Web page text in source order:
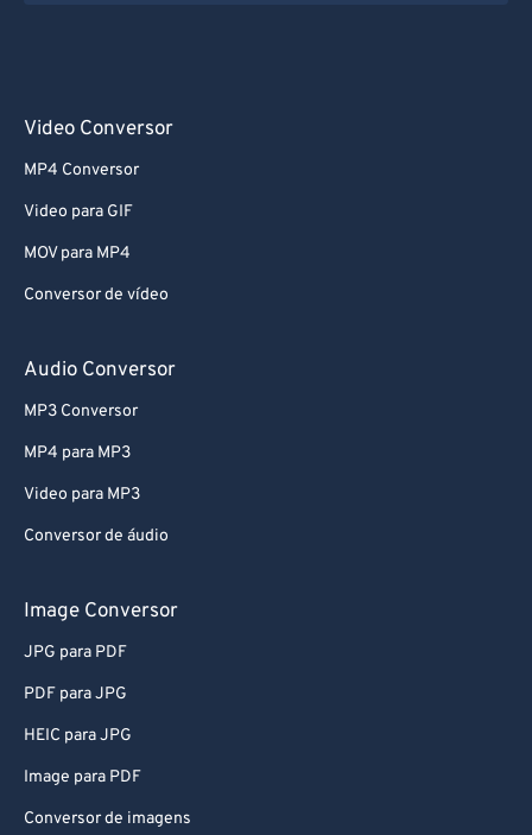
Video Conversor
MP4 Conversor
Video para GIF
MOV para MP4
Conversor de vídeo
Audio Conversor
MP3 Conversor
MP4 para MP3
Video para MP3
Conversor de áudio
Image Conversor
JPG para PDF
PDF para JPG
HEIC para JPG
Image para PDF
Conversor de imagens